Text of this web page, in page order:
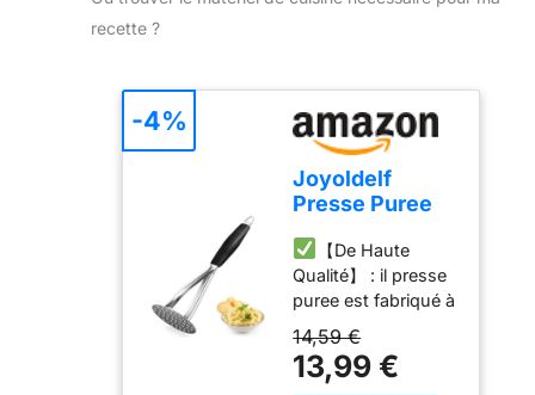
recette ?
Joyoldelf
Presse Puree
Professionnel
Robuste,
Ecrase Pomme
de Terre en
Acier
Inoxydable,
【De Haute
Qualité】 : il presse
puree est fabriqué à
partir d'acier
inoxydable robuste
et résistant à la
14,59 €
13,99 €
-4%